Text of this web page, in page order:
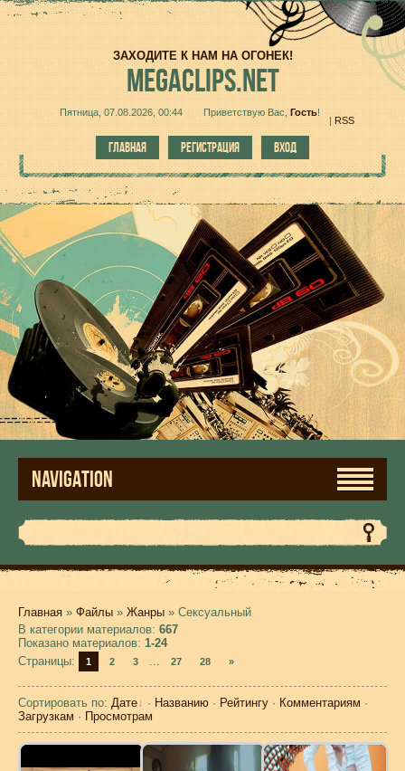
ЗАХОДИТЕ К НАМ НА ОГОНЕК!
MEGACLIPS.NET
Пятница, 07.08.2026, 00:44 Приветствую Вас Гость!
|RSS
ГЛАВНАЯ РЕГИСТРАЦИЯ ВХОД
NAVIGATION
Главная » Файлы » Жанры » Сексуальный
В категории материалов: 667
Показано материалов: 1-24
Страницы: 1 2 3 ... 27 28 »
Сортировать по: Дате · Названию · Рейтингу · Комментариям ·
Загрузкам · Просмотрам